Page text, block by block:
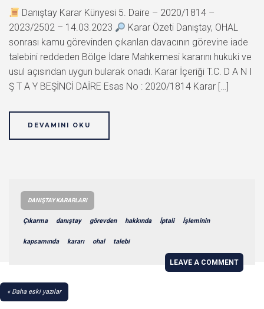
Danıştay Karar Künyesi 5. Daire – 2020/1814 –
2023/2502 – 14.03.2023
Karar Özeti Danıştay, OHAL
sonrası kamu görevinden çıkarılan davacının görevine iade
talebini reddeden Bölge İdare Mahkemesi kararını hukuki ve
usul açısından uygun bularak onadı. Karar İçeriği T.C. D A N I
Ş T A Y BEŞİNCİ DAİRE Esas No : 2020/1814 Karar […]
DEVAMINI OKU
DANIŞTAY KARARLARI
Çıkarma danıştay görevden hakkında İptali İşleminin
kapsamında kararı ohal talebi
LEAVE A COMMENT
YAZI
Daha eski yazılar